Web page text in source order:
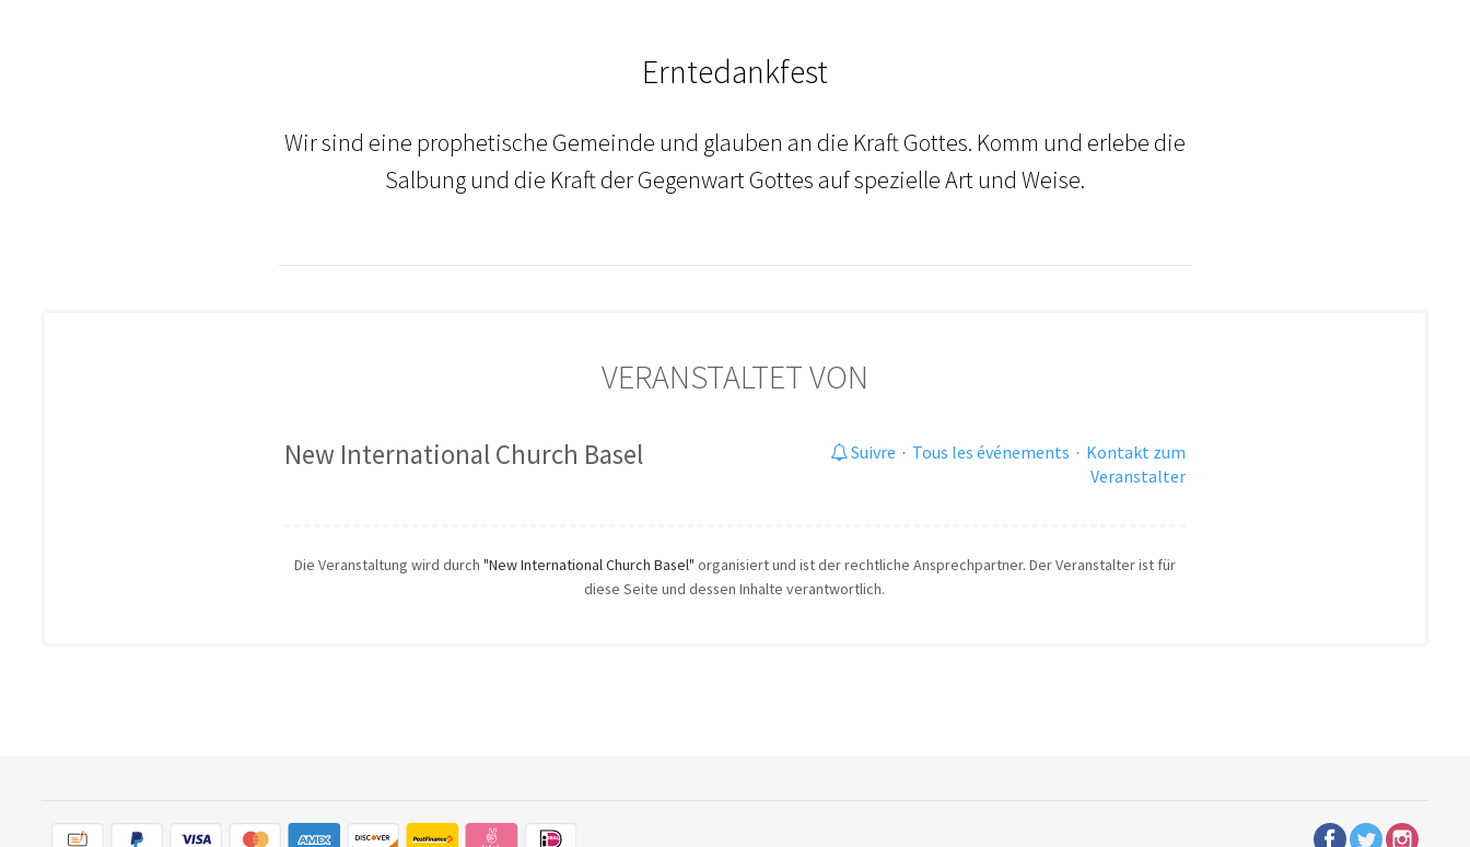
Erntedankfest
Wir sind eine prophetische Gemeinde und glauben an die Kraft Gottes. Komm und erlebe die
Salbung und die Kraft der Gegenwart Gottes auf spezielle Art und Weise.
VERANSTALTET VON
New International Church Basel Suivre · Tous les événements · Kontakt zum
Veranstalter
Die Veranstaltung wird durch "New International Church Basel" organisiert und ist der rechtliche Ansprechpartner. Der Veranstalter ist für
diese Seite und dessen Inhalte verantwortlich.